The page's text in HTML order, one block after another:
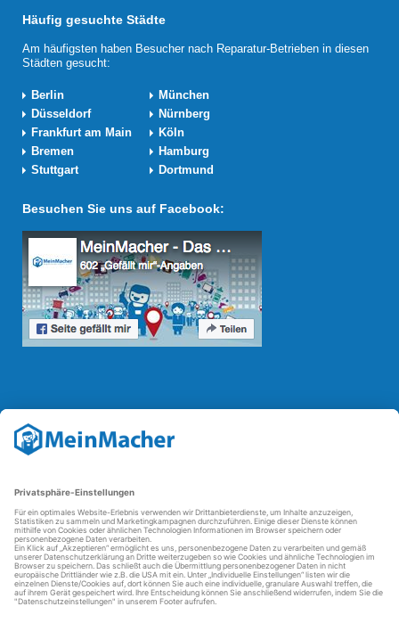
Häufig gesuchte Städte
Am häufigsten haben Besucher nach Reparatur-Betrieben in diesen
Städten gesucht:
Berlin
München
Düsseldorf
Nürnberg
Frankfurt am Main
Köln
Bremen
Hamburg
Stuttgart
Dortmund
Besuchen Sie uns auf Facebook:
Reparatur Revolution
Mit derReparatur-Revolution
Reparaturbedingungen in Deutschland: Für Produkte, die sich gut
reparierenden Betriebe und des Reparatur-Know-hows in
Deutschland.
Weitere Informationen
FAQ - häufig gestellte Fragen
Partner werden
Über uns